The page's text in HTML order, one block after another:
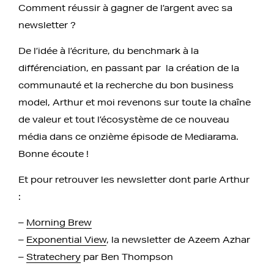
Comment réussir à gagner de l’argent avec sa
newsletter ?
De l’idée à l’écriture, du benchmark à la
différenciation, en passant par la création de la
communauté et la recherche du bon business
model, Arthur et moi revenons sur toute la chaîne
de valeur et tout l’écosystème de ce nouveau
média dans ce onzième épisode de Mediarama.
Bonne écoute !
Et pour retrouver les newsletter dont parle Arthur
:
– Morning Brew
– Exponential View, la newsletter de Azeem Azhar
– Stratechery par Ben Thompson